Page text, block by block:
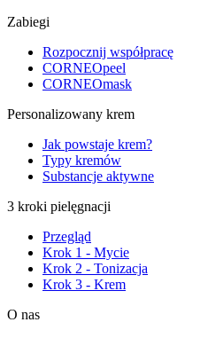
Zabiegi
Rozpocznij współpracę
CORNEOpeel
CORNEOmask
Personalizowany krem
Jak powstaje krem?
Typy kremów
Substancje aktywne
3 kroki pielęgnacji
Przegląd
Krok 1 - Mycie
Krok 2 - Tonizacja
Krok 3 - Krem
O nas